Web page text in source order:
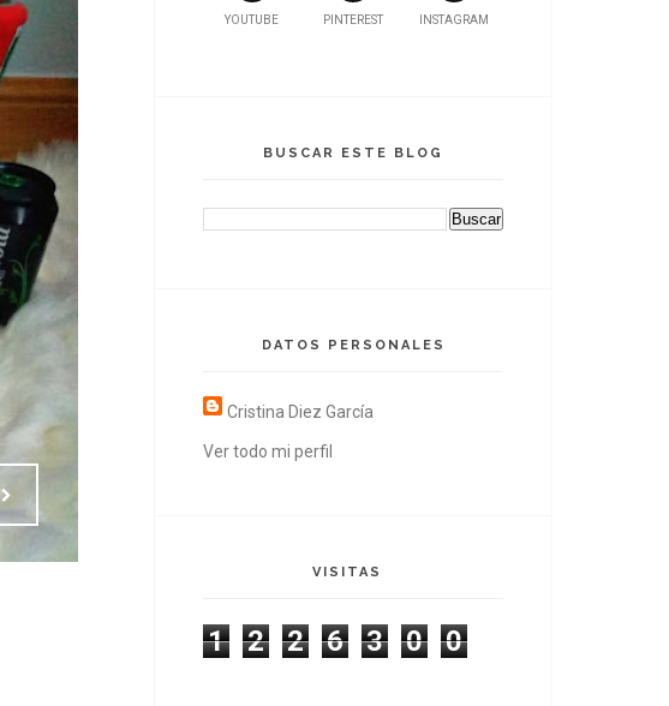
YOUTUBE PINTEREST INSTAGRAM
BUSCAR ESTE BLOG
DATOS PERSONALES
Cristina Diez García
Ver todo mi perfil
VISITAS
1 2 2 6 3 0 0